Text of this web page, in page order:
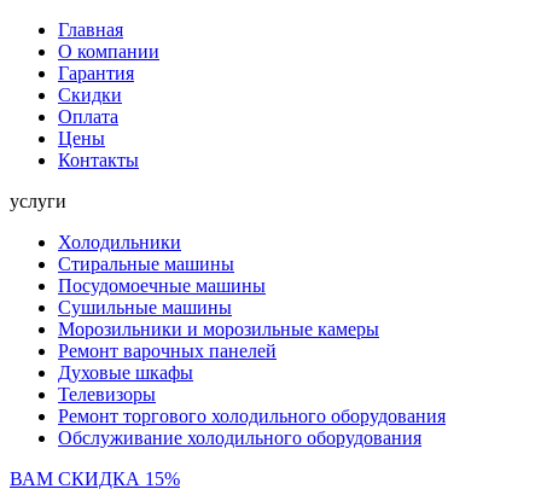
Главная
О компании
Гарантия
Скидки
Оплата
Цены
Контакты
услуги
Холодильники
Стиральные машины
Посудомоечные машины
Сушильные машины
Морозильники и морозильные камеры
Ремонт варочных панелей
Духовые шкафы
Телевизоры
Ремонт торгового холодильного оборудования
Обслуживание холодильного оборудования
ВАМ СКИДКА 15%